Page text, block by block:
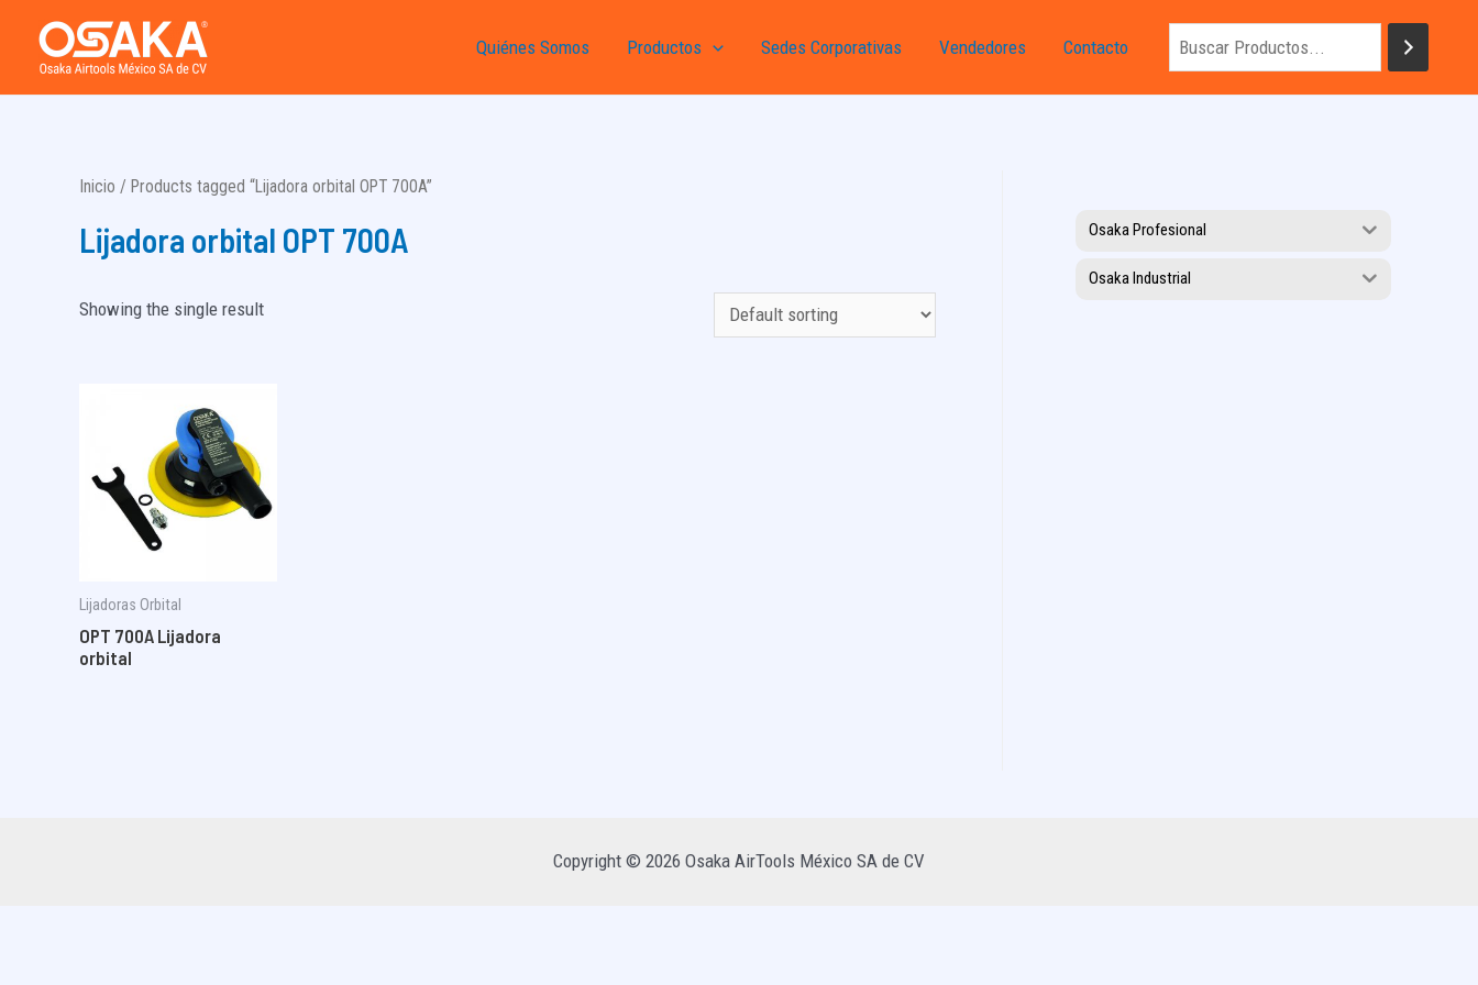
Quiénes Somos Productos Sedes Corporativas Vendedores Contacto
Inicio / Products tagged “Lijadora orbital OPT 700A”
Lijadora orbital OPT 700A
Showing the single result
Lijadoras Orbital
OPT 700A Lijadora
orbital
Osaka Profesional
Osaka Industrial
Copyright © 2026 Osaka AirTools México SA de CV